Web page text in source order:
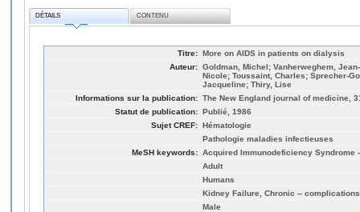
DÉTAILS CONTENU
Titre: More on AIDS in patients on dialysis
Auteur: Goldman, Michel; Vanherweghem,
Nicole; Toussaint, Charles; Sprecher-
Jacqueline; Thiry, Lise
Informations sur la publication: The New England journal of medicine,
Statut de publication: Publié, 1986
Sujet CREF: Hématologie
Pathologie maladies infectieuses
MeSH keywords: Acquired Immunodeficiency Syndrome
Adult
Humans
Kidney Failure, Chronic -- complications
Male